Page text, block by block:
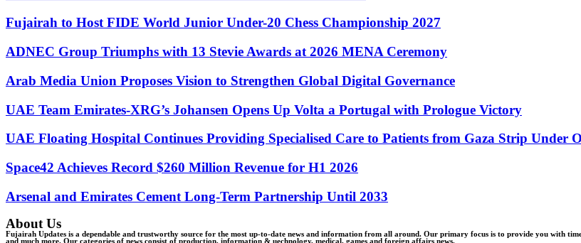
Fujairah to Host FIDE World Junior Under-20 Chess Championship 2027
ADNEC Group Triumphs with 13 Stevie Awards at 2026 MENA Ceremony
Arab Media Union Proposes Vision to Strengthen Global Digital Governance
UAE Team Emirates-XRG’s Johansen Opens Up Volta a Portugal with Prologue Victory
UAE Floating Hospital Continues Providing Specialised Care to Patients from Gaza Strip Under
Space42 Achieves Record $260 Million Revenue for H1 2026
Arsenal and Emirates Cement Long-Term Partnership Until 2033
About Us
Fujairah Updates is a dependable and trustworthy source for the most up-to-date news and information from all around. Our primary focus is to provide you with
and much more. Our categories of news consist of production, information & uechnology, medical, games and foreign affairs news.